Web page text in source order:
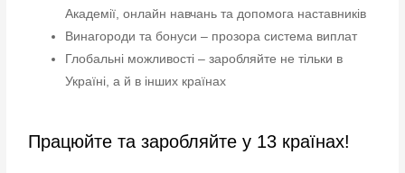
Академії, онлайн навчань та допомога наставників
Винагороди та бонуси – прозора система виплат
Глобальні можливості – заробляйте не тільки в
Україні, а й в інших країнах
Працюйте та заробляйте у 13 країнах!